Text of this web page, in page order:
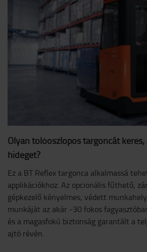
Olyan tolóoszlopos targoncát
hideget?
Ez a BT Reflex targonca alkalmassá
applikációkhoz. Az opcionális fűthető,
gépkezelő kényelmes, védett
munkáját az akár -30 fokos
és a magasfokú biztonság garantált a
ajtó révén.